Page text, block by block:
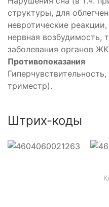
структуры, для
невротические
нервная возбудимость,
заболевания органов
Противопоказания
триместр).
Штрих-коды